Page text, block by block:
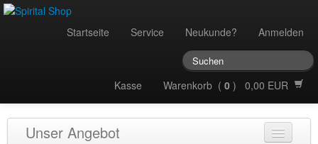
Startseite Service Neukunde? Anmelden
Kasse Warenkorb ( 0 ) 0,00 EUR
Unser Angebot